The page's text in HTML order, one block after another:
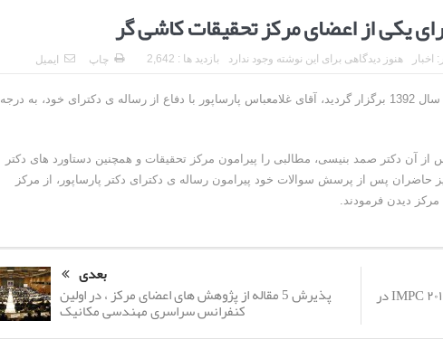
یکی از اعضای مرکز تحقیقات کاشی گر
اخبار هنوز دیدگاهی برای این نوشته وجود ندارد بازدید ها : 2,642 چاپ ایمیل
در این مراسم که در روز چهارشنبه مصادف با نهم بهمن ماه سال 1392 برگزار گردید، آقای غلامعباس پارساپور با دفاع از رساله ی دکترای خود، به درجه
آغاز گردید. پس از آن دکتر صمد بنیسی، مطالبی را پیرامون مرکز تحقیقات و همچنین دستاورد های دکتر
حاضران پس از پرسش سوالات خود پیرامون رساله ی دکترای دکتر پارساپور، از مرکز
دیدن فرمودند.
ارائه دوم دکتر صمد بنیسی در کنفرانس IMPC ۲۰۱۴ در
بعدی
پذیرش 5 مقاله از پژوهش های اعضای مرکز ، در اولین
کنفرانس سراسری مهندسی مکانیک